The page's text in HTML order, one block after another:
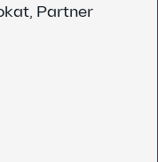
Partner